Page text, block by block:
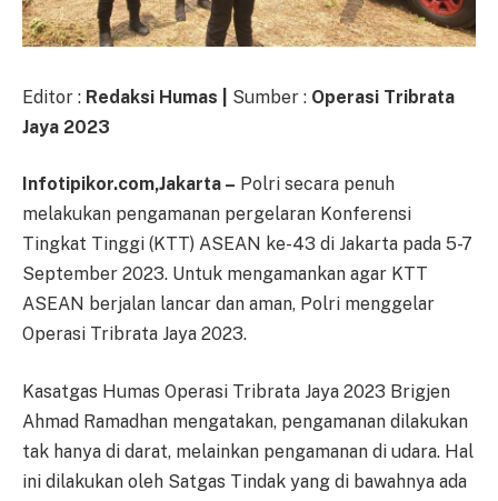
Editor : Redaksi Humas | Sumber : Operasi Tribrata
Jaya 2023
Infotipikor.com,Jakarta – Polri secara penuh
melakukan pengamanan pergelaran Konferensi
Tingkat Tinggi (KTT) ASEAN ke-43 di Jakarta pada 5-7
September 2023. Untuk mengamankan agar KTT
ASEAN berjalan lancar dan aman, Polri menggelar
Operasi Tribrata Jaya 2023.
Kasatgas Humas Operasi Tribrata Jaya 2023 Brigjen
Ahmad Ramadhan mengatakan, pengamanan dilakukan
tak hanya di darat, melainkan pengamanan di udara. Hal
ini dilakukan oleh Satgas Tindak yang di bawahnya ada